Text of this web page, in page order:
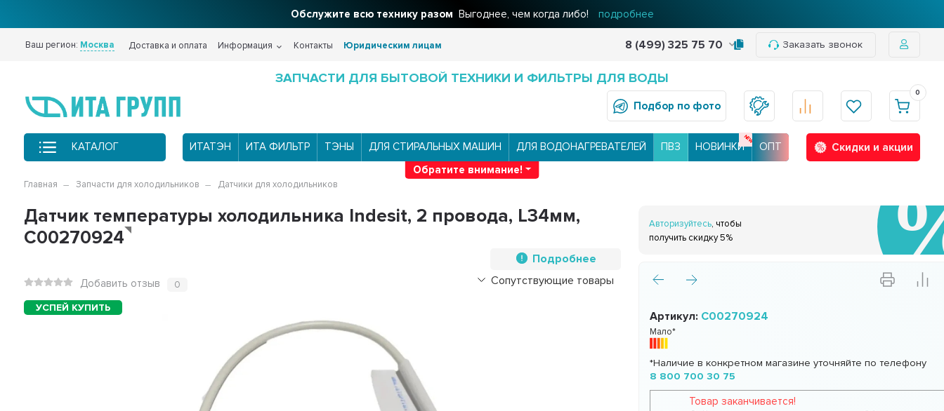
Обслужите всю технику разом Выгоднее, чем когда либо! подробнее
Ваш регион: Москва Доставка и оплата Информация Контакты Юридическим лицам 8 (499) 325 75 70 Заказать звонок
ЗАПЧАСТИ ДЛЯ БЫТОВОЙ ТЕХНИКИ И ФИЛЬТРЫ ДЛЯ ВОДЫ
Подбор по фото
0
КАТАЛОГ ИТАТЭН ИТА ФИЛЬТР ТЭНЫ ДЛЯ СТИРАЛЬНЫХ МАШИН ДЛЯ ВОДОНАГРЕВАТЕЛЕЙ ПВЗ НОВИНКИ ОПТ
Скидки и акции
Обратите внимание!
Главная Запчасти для холодильников Датчики для холодильников
Датчик температуры холодильника Indesit, 2 провода, L34мм,
C00270924
Подробнее
Сопутствующие товары
Добавить отзыв 0
Авторизуйтесь, чтобы
получить скидку 5%
Артикул: C00270924
Мало*
*Наличие в конкретном магазине уточняйте по телефону
8 800 700 30 75
Товар заканчивается!